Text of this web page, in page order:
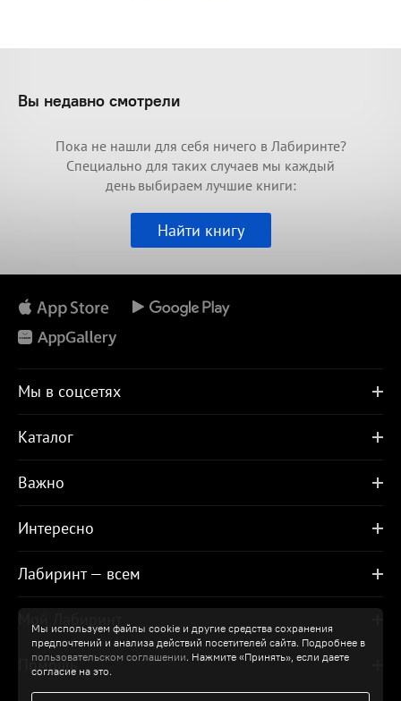
Мы используем файлы cookie и другие средства сохранения
предпочтений и анализа действий посетителей сайта. Подробнее в
пользовательском соглашении. Нажмите «Принять», если даете
согласие на это.
Вы недавно смотрели
Пока не нашли для себя ничего в Лабиринте?
Специально для таких случаев мы каждый
день выбираем лучшие книги:
Найти книгу
Мы в соцсетях
Каталог
Важно
Интересно
Лабиринт — всем
Помощь